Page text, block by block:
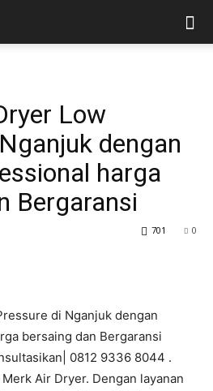
Low
dengan
harga
Bergaransi
0
701
di Nganjuk dengan
bersaing dan Bergaransi
0812 9336 8044 .
Air Dryer. Dengan layanan